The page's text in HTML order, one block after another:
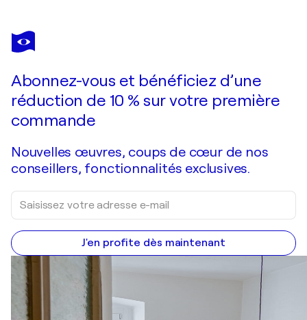
NADINE HARDY
Présence Lumineuse
Abonnez-vous et bénéficiez d’une
réduction de 10 % sur votre première
commande
Nouvelles œuvres, coups de cœur de nos
conseillers, fonctionnalités exclusives.
J'en profite dès maintenant